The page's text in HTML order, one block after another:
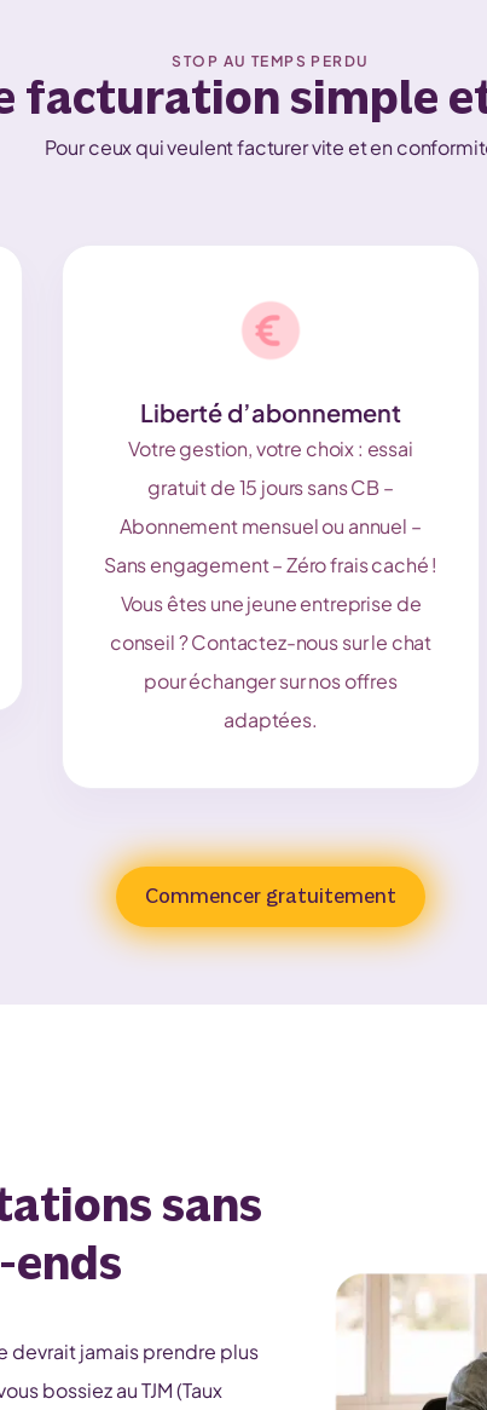
STOP AU TEMPS PERDU
facturation simple
Pour ceux qui veulent facturer vite et en
Liberté d’abonnement
Votre gestion, votre choix : essai
gratuit de 15 jours sans CB –
Abonnement mensuel ou annuel –
Sans engagement – Zéro frais caché !
Vous êtes une jeune entreprise de
conseil ? Contactez-nous sur le chat
pour échanger sur nos offres
adaptées.
Commencer gratuitement
sans
ends
devrait jamais prendre plus
bossiez au TJM (Taux